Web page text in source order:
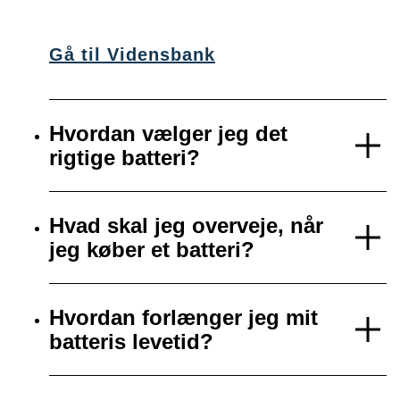
Gå til Vidensbank
Hvordan vælger jeg det
rigtige batteri?
Hvad skal jeg overveje, når
jeg køber et batteri?
Hvordan forlænger jeg mit
batteris levetid?